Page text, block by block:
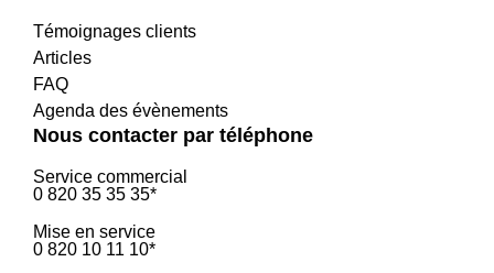
Témoignages clients
Articles
FAQ
Agenda des évènements
Nous contacter par téléphone
Service commercial
0 820 35 35 35*
Mise en service
0 820 10 11 10*